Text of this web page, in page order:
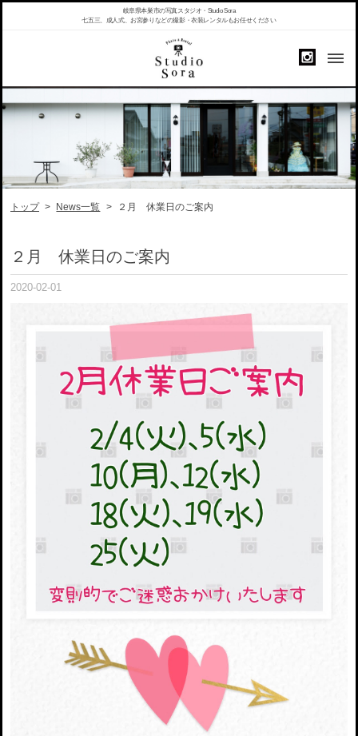
岐阜県本巣市の写真スタジオ・Studio Sora
七五三、成人式、お宮参りなどの撮影・衣装レンタルもお任せください
トップ > News一覧 > ２月 休業日のご案内
２月 休業日のご案内
2020-02-01